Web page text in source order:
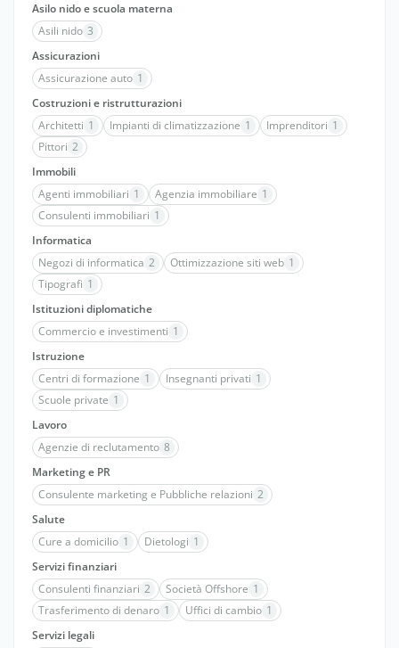
Asilo nido e scuola materna
Asili nido 3
Assicurazioni
Assicurazione auto 1
Costruzioni e ristrutturazioni
Architetti 1 Impianti di climatizzazione 1 Imprenditori 1
Pittori 2
Immobili
Agenti immobiliari 1 Agenzia immobiliare 1
Consulenti immobiliari 1
Informatica
Negozi di informatica 2 Ottimizzazione siti web 1
Tipografi 1
Istituzioni diplomatiche
Commercio e investimenti 1
Istruzione
Centri di formazione 1 Insegnanti privati 1
Scuole private 1
Lavoro
Agenzie di reclutamento 8
Marketing e PR
Consulente marketing e Pubbliche relazioni 2
Salute
Cure a domicilio 1 Dietologi 1
Servizi finanziari
Consulenti finanziari 2 Società Offshore 1
Trasferimento di denaro 1 Uffici di cambio 1
Servizi legali